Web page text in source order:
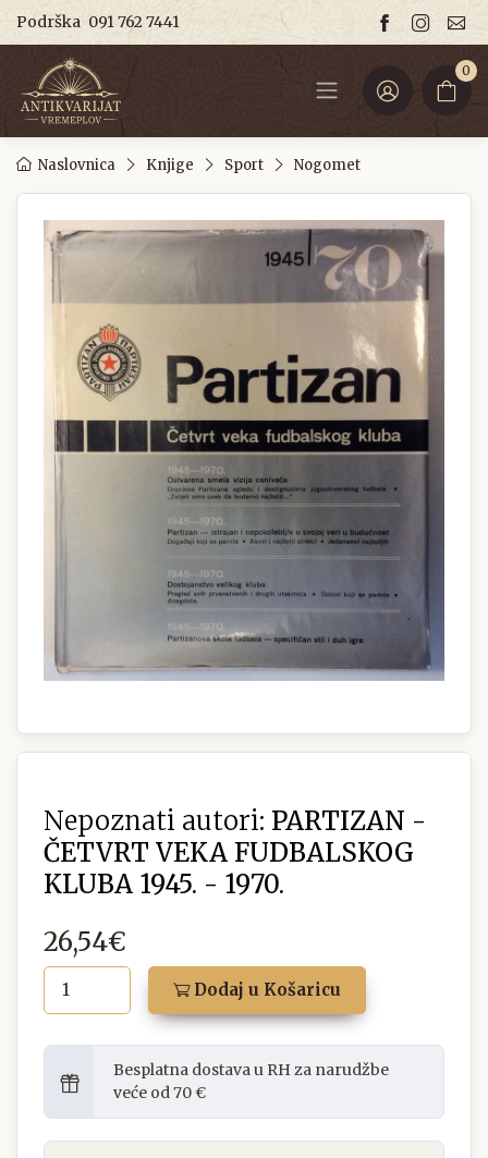
Podrška 091 762 7441
0
Naslovnica Knjige Sport Nogomet
Nepoznati autori: PARTIZAN -
ČETVRT VEKA FUDBALSKOG
KLUBA 1945. - 1970.
26,54€
Dodaj u Košaricu
Besplatna dostava u RH za narudžbe
veće od 70 €